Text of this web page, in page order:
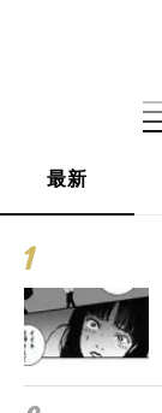
最新